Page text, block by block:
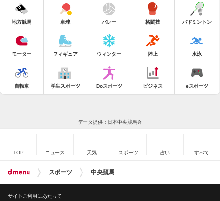
地方競馬 卓球 バレー 格闘技 バドミントン
モーター フィギュア ウィンター 陸上 水泳
自転車 学生スポーツ Doスポーツ ビジネス eスポーツ
データ提供：日本中央競馬会
TOP ニュース 天気 スポーツ 占い すべて
スポーツ 中央競馬
サイトご利用にあたって